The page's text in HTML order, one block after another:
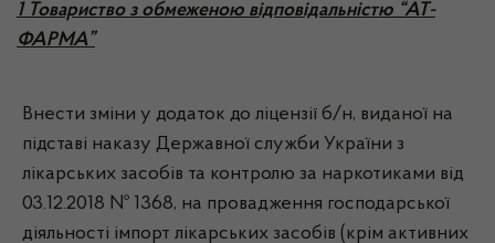
1 Товариство з обмеженою відповідальністю “АТ-
ФАРМА”
Внести зміни у додаток до ліцензії б/н, виданої на
підставі наказу Державної служби України з
лікарських засобів та контролю за наркотиками від
03.12.2018 № 1368, на провадження господарської
діяльності імпорт лікарських засобів (крім активних